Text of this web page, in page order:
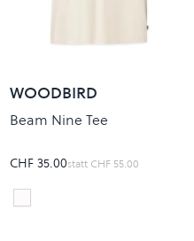
WOODBIRD
Beam Nine Tee
CHF 35.00statt CHF 55.00
Colour
OFF WHT